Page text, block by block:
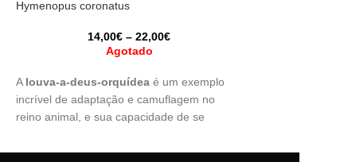
Hymenopus coronatus
14,00€ – 22,00€
Agotado
A louva-a-deus-orquídeaé um exemplo
incrível de adaptação e camuflagem no
reino animal, e sua capacidade de se
fascinante da diversidade e complexidade
mundo hoje